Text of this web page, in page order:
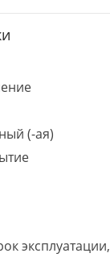
(-ая)
эксплуатации,